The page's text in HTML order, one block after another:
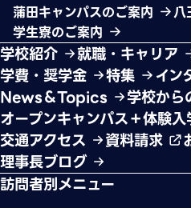
蒲田キャンパスのご案内
八
学生寮のご案内
学校紹介 就職・キャリア
学費・奨学金
特集
イン
News＆Topics
学校から
オープンキャンパス＋体験入
交通アクセス
資料請求
理事長ブログ
訪問者別メニュー